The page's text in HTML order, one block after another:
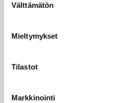
valinta
Välttämätön
Mieltymykset
Tilastot
Markkinointi
Ratikkamuseossa! Kuva: